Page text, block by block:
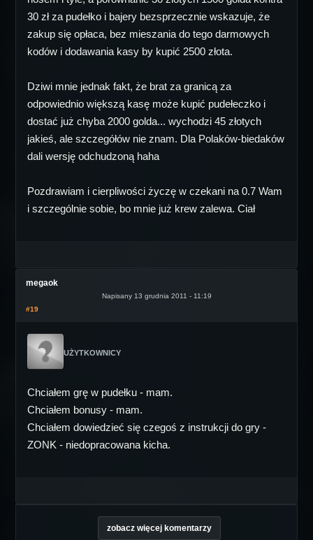
30 zł za pudełko i bajery bezsprzecznie wskazuje, że
zakup się opłaca, bez mieszania do tego darmowych
kodów i dodawania kasy by kupić 2500 złota.
Dziwi mnie jednak fakt, że brat za granicą za
odpowiednio większą kasę może kupić pudełeczko i
dostać już chyba 2000 golda... wychodzi 45 złotych
jakieś, ale szczegółów nie znam. Dla Polaków-biedaków
dali wersję odchudzoną haha
Pozdrawiam i cierpliwości życzę w czekani na 0.7 Wam
i szczególnie sobie, bo mnie już krew zalewa. Ciał
megaok
Napisany 13 grudnia 2011 - 11:19
#19
UŻYTKOWNICY
Chciałem grę w pudełku - mam.
Chciałem bonusy - mam.
Chciałem dowiedzieć się czegoś z instrukcji do gry -
ZONK - niedopracowana kicha.
zobacz więcej komentarzy